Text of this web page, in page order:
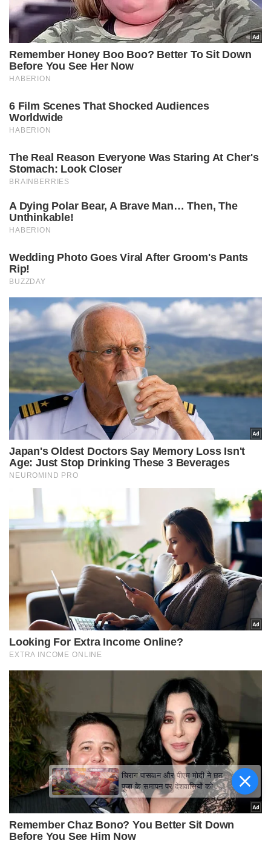
चिराग पासवान और पीएम मोदी ने छठ
पूजा के समापन पर देशवासियों को दी
शुभकामनाएं, छठी मैया से देश की
समृद्धि की कामना की